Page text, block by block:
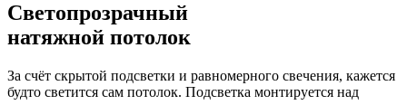
Светопрозрачный
натяжной потолок
За счёт скрытой подсветки и равномерного свечения, кажется
будто светится сам потолок. Подсветка монтируется над